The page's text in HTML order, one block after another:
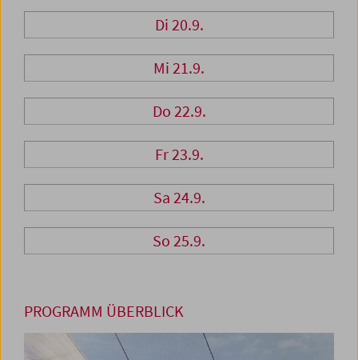
Di 20.9.
Mi 21.9.
Do 22.9.
Fr 23.9.
Sa 24.9.
So 25.9.
PROGRAMM ÜBERBLICK